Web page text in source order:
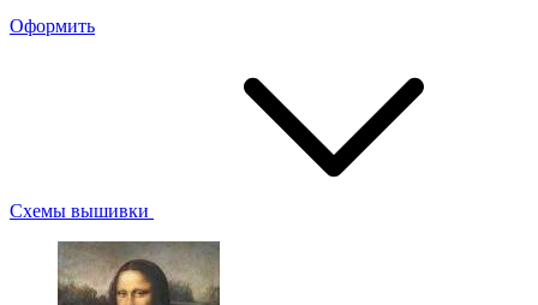
Оформить
Схемы вышивки